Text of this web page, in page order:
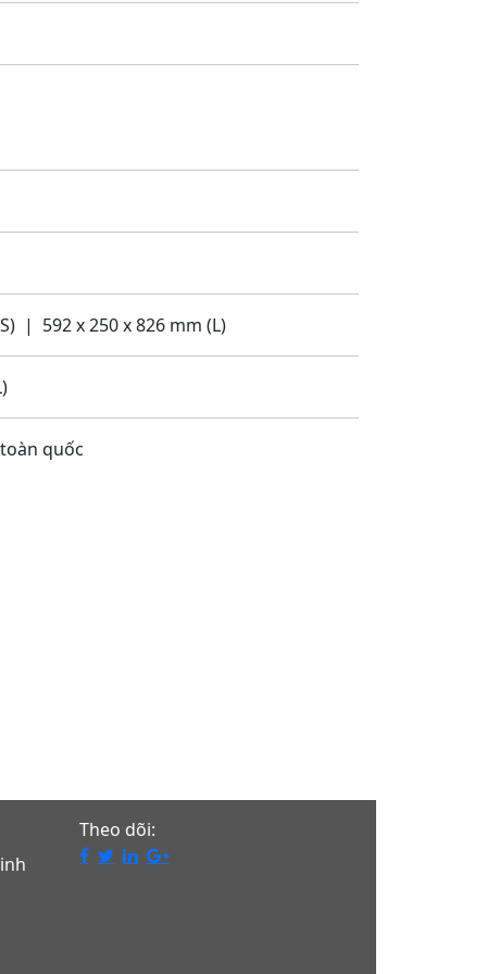
250 x 826 mm (L)
quốc
Theo dõi: